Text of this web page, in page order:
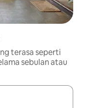
terasa seperti
sebulan atau
kekunci anak panah